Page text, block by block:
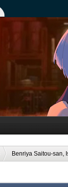
Benriya Saitou-san,